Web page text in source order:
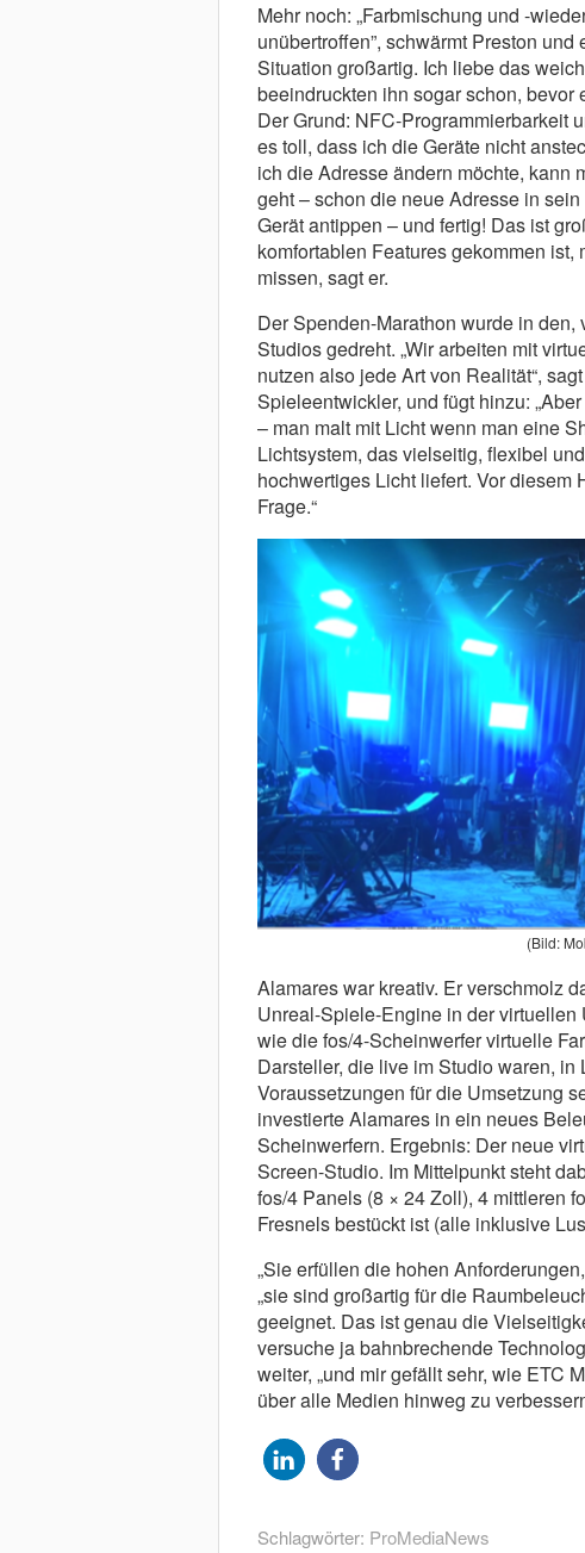
Mehr noch: „Farbmischung und -
unübertroffen”, schwärmt Preston
Situation großartig. Ich liebe das
beeindruckten ihn sogar schon, bevor
Der Grund: NFC-Programmierbarkeit
es toll, dass ich die Geräte nicht
ich die Adresse ändern möchte, kann
geht – schon die neue Adresse in
Gerät antippen – und fertig! Das ist
komfortablen Features gekommen
missen, sagt er.
Der Spenden-Marathon wurde in
Studios gedreht. „Wir arbeiten mit
nutzen also jede Art von Realität“,
Spieleentwickler, und fügt hinzu:
– man malt mit Licht wenn man eine
Lichtsystem, das vielseitig, flexibel
hochwertiges Licht liefert. Vor diesem
Frage.“
(Bild:
Alamares war kreativ. Er verschmolz
Unreal-Spiele-Engine in der
wie die fos/4-Scheinwerfer virtuelle
Darsteller, die live im Studio waren,
Voraussetzungen für die Umsetzung
investierte Alamares in ein neues
Scheinwerfern. Ergebnis: Der neue
Screen-Studio. Im Mittelpunkt steht
fos/4 Panels (8 × 24 Zoll), 4 mittleren
Fresnels bestückt ist (alle inklusive
„Sie erfüllen die hohen
„sie sind großartig für die
geeignet. Das ist genau die
versuche ja bahnbrechende
weiter, „und mir gefällt sehr, wie ETC
über alle Medien hinweg zu
Schlagwörter: ProMediaNews